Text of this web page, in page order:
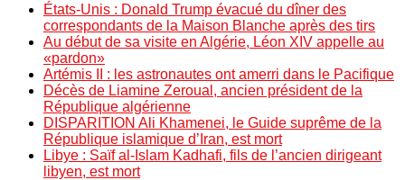
États-Unis : Donald Trump évacué du dîner des
correspondants de la Maison Blanche après des tirs
Au début de sa visite en Algérie, Léon XIV appelle au
«pardon»
Artémis II : les astronautes ont amerri dans le Pacifique
Décès de Liamine Zeroual, ancien président de la
République algérienne
DISPARITION Ali Khamenei, le Guide suprême de la
République islamique d’Iran, est mort
Libye : Saïf al-Islam Kadhafi, fils de l’ancien dirigeant
libyen, est mort